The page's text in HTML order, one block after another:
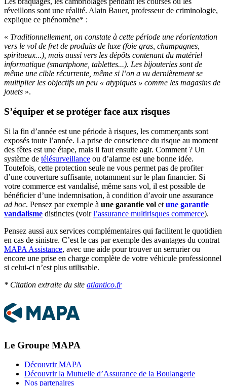
réveillons sont une réalité. Alain Bauer, professeur de criminologie,
explique ce phénomène* :
« Traditionnellement, on constate à cette période une réorientation
vers le vol de fret de produits de luxe (foie gras, champagnes,
spiritueux...), mais aussi vers les dépôts contenant du matériel
informatique (smartphone, tablettes...). Les bijouteries sont de
même une cible récurrente, même si l’on a vu dernièrement se
multiplier les objectifs un peu « atypiques » comme les magasins de
jouets ».
S’équiper et se protéger face aux risques
Si la fin d’année est une période à risques, les commerçants sont
exposés toute l’année. La prise de conscience du risque au moment
des fêtes est une étape, mais il faut ensuite agir. Comment ? Un
système de télésurveillance ou d’alarme est une bonne idée.
Toutefois, cette protection seule ne vous permet pas de profiter
d’une couverture suffisante, notamment sur le plan financier. Si
votre commerce est vandalisé, même sans vol, il est possible de
bénéficier d’une indemnisation, à condition d’avoir une assurance
ad hoc. Pensez par exemple à une garantie vol et une garantie
vandalisme distinctes (voirl’assurance multirisques commerce).
Pensez aussi aux services complémentaires qui facilitent le quotidien
en cas de sinistre. C’est le cas par exemple des avantages du contrat
MAPA Assistance, avec une aide pour trouver un serrurier ou
encore une prise en charge complète de votre véhicule professionnel
si celui-ci n’est plus utilisable.
* Citation extraite du site atlantico.fr
Le Groupe MAPA
Découvrir MAPA
Découvrir la Mutuelle d’Assurance de la Boulangerie
Nos partenaires